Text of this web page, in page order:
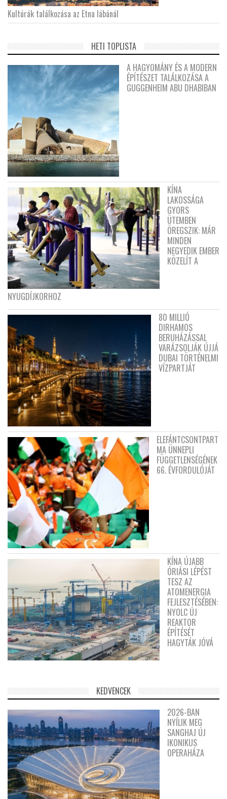
Kultúrák találkozása az Etna lábánál
HETI TOPLISTA
A HAGYOMÁNY ÉS A MODERN
ÉPÍTÉSZET TALÁLKOZÁSA A
GUGGENHEIM ABU DHABIBAN
KÍNA
LAKOSSÁGA
GYORS
ÜTEMBEN
ÖREGSZIK: MÁR
MINDEN
NEGYEDIK EMBER
KÖZELÍT A
NYUGDÍJKORHOZ
80 MILLIÓ
DIRHAMOS
BERUHÁZÁSSAL
VARÁZSOLJÁK ÚJJÁ
DUBAI TÖRTÉNELMI
VÍZPARTJÁT
ELEFÁNTCSONTPART
MA ÜNNEPLI
FÜGGETLENSÉGÉNEK
66. ÉVFORDULÓJÁT
KÍNA ÚJABB
ÓRIÁSI LÉPÉST
TESZ AZ
ATOMENERGIA
FEJLESZTÉSÉBEN:
NYOLC ÚJ
REAKTOR
ÉPÍTÉSÉT
HAGYTÁK JÓVÁ
KEDVENCEK
2026-BAN
NYÍLIK MEG
SANGHAJ ÚJ
IKONIKUS
OPERAHÁZA